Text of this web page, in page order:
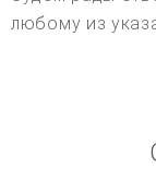
любому из